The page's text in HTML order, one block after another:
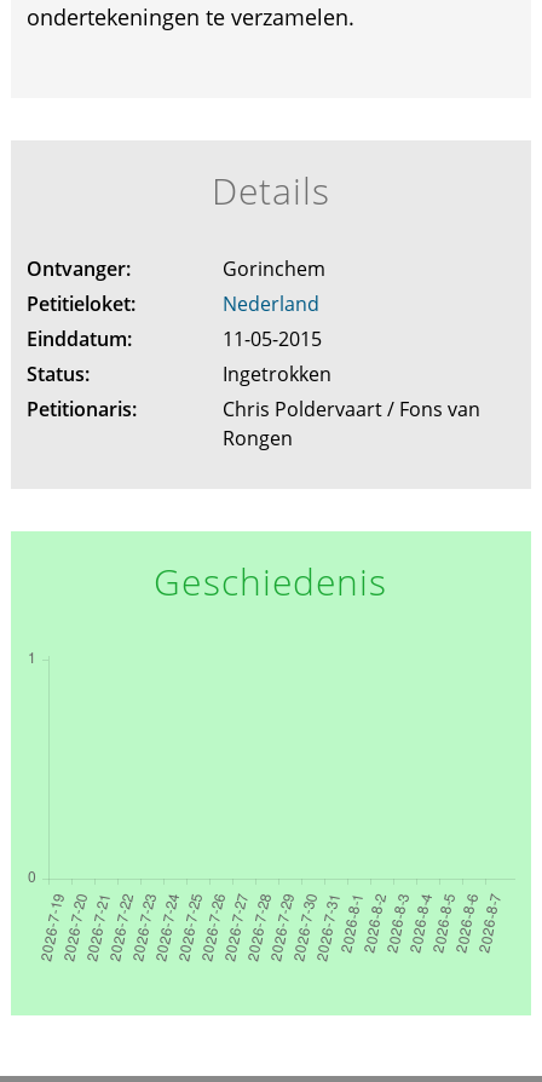
ondertekeningen te verzamelen.
Details
Ontvanger:
Gorinchem
Petitieloket:
Nederland
Einddatum:
11-05-2015
Status:
Ingetrokken
Petitionaris:
Chris Poldervaart / Fons van
Rongen
Geschiedenis